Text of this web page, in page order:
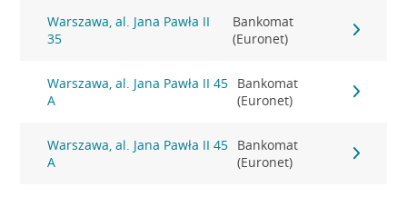
Warszawa, al. Jana Pawła II
35
Bankomat
(Euronet)
Warszawa, al. Jana Pawła II 45
A
Bankomat
(Euronet)
Warszawa, al. Jana Pawła II 45
A
Bankomat
(Euronet)